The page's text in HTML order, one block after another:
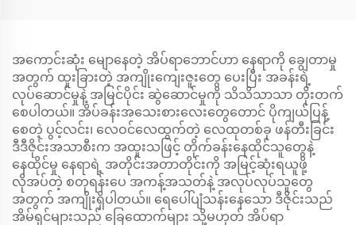
အကောင်းဆုံး မျောနေတဲ့ အိပ်ရာဘောင်ဟာ နေရာကို ချွေတာမှု
အတွက် ထူးခြားတဲ့ အကျိုးကျေးဇူးတွေ ပေးပြီး အခန်းရဲ့
လုပ်ဆောင်မှုနဲ့ အမြင်ပိုင်း ဆွဲဆောင်မှုကို သိသိသာသာ တိုးတက်
စေပါတယ်။ အိပ်ခန်းအသေးစားလေးတွေတောင် ပိုကျယ်ပြန့်
စေတဲ့ ပွင့်လင်း၊ လေဝင်လေထွက်တဲ့ လေထုတစ်ခု ဖန်တီးခြင်း
ဒီဒီဇိုင်းအသာစီးက အထူးသဖြင့် တိုက်ခန်းနေထိုင်သူတွေနဲ့
နေထိုင်မှု နေရာရဲ့ အတိုင်းအတာတိုင်းကို အမြင့်ဆုံးရယူဖို့
လိုအပ်တဲ့ စတုရန်းပေ အကန့်အသတ်နဲ့ အလုပ်လုပ်သူတွေ
အတွက် အကျိုးရှိပါတယ်။ ရေပေါ်ပျံသန်းနေသော ဒီဇိုင်းသည်
အိမ်ရှင်များသည် ခြေထောက်များ သို့မဟုတ် အိပ်ရာ